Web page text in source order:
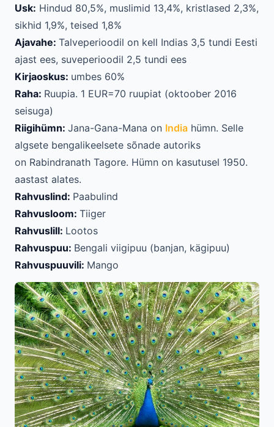
Usk: Hindud 80,5%, muslimid 13,4%, kristlased 2,3%,
sikhid 1,9%, teised 1,8%
Ajavahe: Talveperioodil on kell Indias 3,5 tundi Eesti
ajast ees, suveperioodil 2,5 tundi ees
Kirjaoskus: umbes 60%
Raha: Ruupia. 1 EUR=70 ruupiat (oktoober 2016
seisuga)
Riigihümn: Jana-Gana-Mana on India hümn. Selle
algsete bengalikeelsete sõnade autoriks
on Rabindranath Tagore. Hümn on kasutusel 1950.
aastast alates.
Rahvuslind: Paabulind
Rahvusloom: Tiiger
Rahvuslill: Lootos
Rahvuspuu: Bengali viigipuu (banjan, kägipuu)
Rahvuspuuvili: Mango